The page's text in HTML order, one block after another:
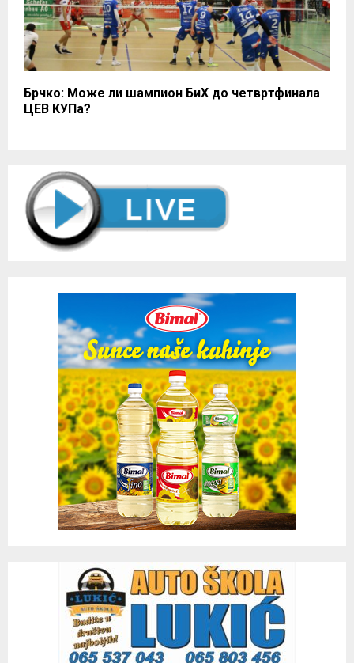
Брчко: Може ли шампион БиХ до четвртфинала
ЦЕВ КУПа?